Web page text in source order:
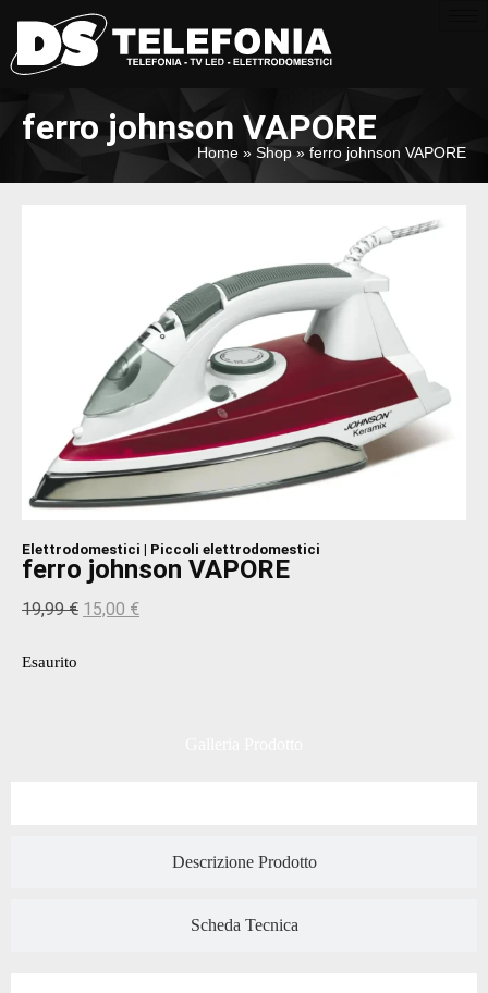
ferro johnson VAPORE
Home » Shop » ferro johnson VAPORE
Elettrodomestici | Piccoli elettrodomestici
ferro johnson VAPORE
19,99€ 15,00 €
Esaurito
Descrizione Prodotto
Scheda Tecnica